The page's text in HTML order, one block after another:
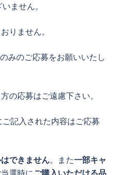
ません。
りません。
みのご応募をお願いいたし
の応募はご遠慮下さい。
ご記入された内容はご応募
できません。また一部キャ
選時に ご購入いただける品